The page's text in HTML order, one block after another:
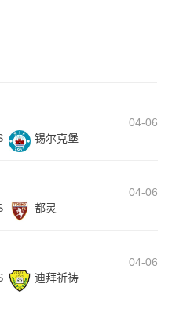
04-06
锡尔克堡
04-06
都灵
04-06
迪拜祈祷